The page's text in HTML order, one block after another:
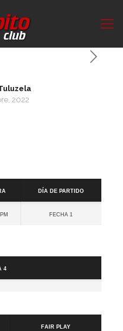
2022
Día de partido
Fecha 1
4
Fair Play